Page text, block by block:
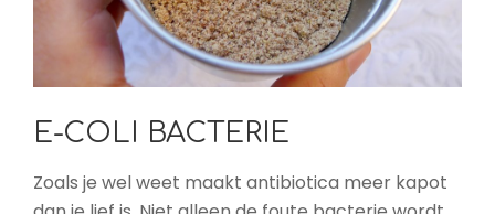
E-COLI BACTERIE
Zoals je wel weet maakt antibiotica meer kapot